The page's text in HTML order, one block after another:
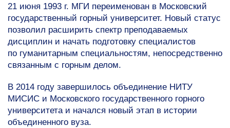
21 июня 1993 г. МГИ переименован в Московский
государственный горный университет. Новый статус
позволил расширить спектр преподаваемых
дисциплин и начать подготовку специалистов
по гуманитарным специальностям, непосредственно
связанным с горным делом.
В 2014 году завершилось объединение НИТУ
МИСИС и Московского государственного горного
университета и начался новый этап в истории
объединенного вуза.